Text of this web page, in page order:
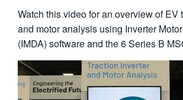
Watch this video for an overview of EV
and motor analysis using Inverter
(IMDA) software and the 6 Series B